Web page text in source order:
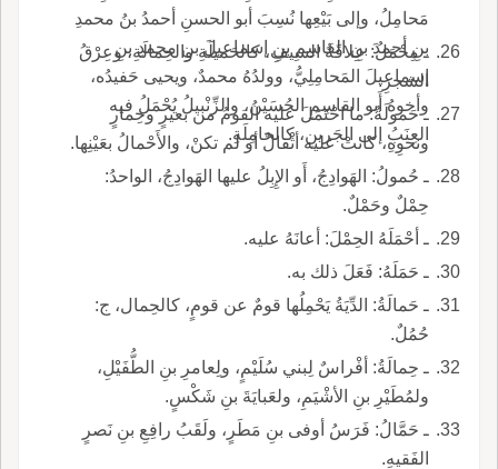
مَحامِلُ، وإلى بَيْعِها نُسِبَ أبو الحسنِ أحمدُ بنُ محمدِ
بنِ أحمدَ بنِ القاسِمِ بنِ إسماعيلَ بنِ محمدِ بنِ
إسماعيلَ المَحامِلِيُّ، وولدُهُ محمدٌ، ويحيى حَفيدُه،
وأخوهُ أَبو القاسِمِ الحُسَيْنُ، والزِّنْبيلُ يُحْمَلُ فيه
العِنَبُ إلى الجَرينِ، كالحامِلَةِ.
ـ مِحْمَلُ: عِلاقَةُ السيفِ، كالحَميلَةِ والحِمالَةِ، وعِرْقُ
الشجرِ.
ـ حَمولَةُ: ما احْتَمَلَ عليه القومُ من بعيرٍ وحِمارٍ
ونحوِهِ، كانتْ عليه أثْقالٌ أو لم تكنْ، والأَحْمالُ بعَيْنِها.
ـ حُمولُ: الهَوادِجُ، أَو الإِبِلُ عليها الهَوادِجُ، الواحدُ:
حِمْلٌ وحَمْلٌ.
ـ أحْمَلَهُ الحِمْلَ: أعانَهُ عليه.
ـ حَمَلَهُ: فَعَلَ ذلك به.
ـ حَمالَةُ: الدِّيَةُ يَحْمِلُها قومٌ عن قومٍ، كالحِمال، ج:
حُمُلٌ.
ـ حِمالَةُ: أفْراسٌ لِبني سُلَيْمٍ، ولِعامرِ بنِ الطُّفَيْلِ،
ولمُطَيْرِ بنِ الأشْيَمِ، ولعَبايَةَ بنِ شَكْسٍ.
ـ حَمَّالُ: فَرَسُ أوفى بنِ مَطَرٍ، ولَقَبُ رافِعِ بنِ نَصرٍ
الفَقيهِ.